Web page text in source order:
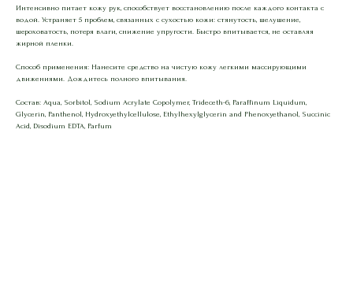
Интенсивно питает кожу рук, способствует восстановлению после каждого контакта с
водой. Устраняет 5 проблем, связанных с сухостью кожи: стянутость, шелушение,
шероховатость, потеря влаги, снижение упругости. Быстро впитывается, не оставляя
жирной пленки.
Способ применения: Нанесите средство на чистую кожу легкими массирующими
движениями. Дождитесь полного впитывания.
Состав: Aqua, Sorbitol, Sodium Acrylate Copolymer, Trideceth-6, Paraffinum Liquidum,
Glycerin, Panthenol, Hydroxyethylcellulose, Ethylhexylglycerin and Phenoxyethanol, Succinic
Acid, Disodium EDTA, Parfum